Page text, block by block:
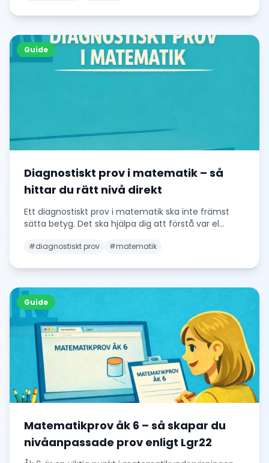
Guide
Diagnostiskt prov i matematik – så
hittar du rätt nivå direkt
Ett diagnostiskt prov i matematik ska inte främst
sätta betyg. Det ska hjälpa dig att förstå var el...
#diagnostiskt prov #matematik
Guide
Matematikprov åk 6 – så skapar du
nivåanpassade prov enligt Lgr22